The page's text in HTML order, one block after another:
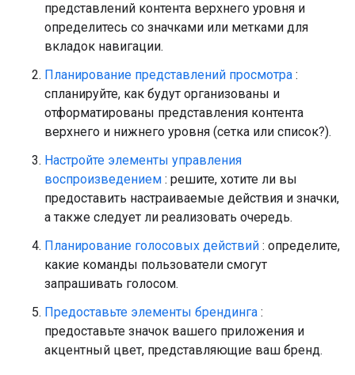
представлений контента верхнего уровня и
определитесь со значками или метками для
вкладок навигации.
Планирование представлений просмотра :
спланируйте, как будут организованы и
отформатированы представления контента
верхнего и нижнего уровня (сетка или список?).
Настройте элементы управления
воспроизведением : решите, хотите ли вы
предоставить настраиваемые действия и значки,
а также следует ли реализовать очередь.
Планирование голосовых действий : определите,
какие команды пользователи смогут
запрашивать голосом.
Предоставьте элементы брендинга :
предоставьте значок вашего приложения и
акцентный цвет, представляющие ваш бренд.